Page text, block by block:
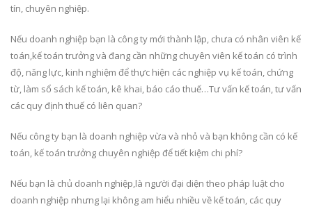
tín, chuyên nghiệp.
Nếu doanh nghiệp bạn là công ty mới thành lập, chưa có nhân viên kế
toán,kế toán trưởng và đang cần những chuyên viên kế toán có trình
độ, năng lực, kinh nghiệm để thực hiện các nghiệp vụ kế toán, chứng
từ, làm sổ sách kế toán, kê khai, báo cáo thuế…Tư vấn kế toán, tư vấn
các quy định thuế có liên quan?
Nếu công ty bạn là doanh nghiệp vừa và nhỏ và bạn không cần có kế
toán, kế toán trưởng chuyên nghiệp để tiết kiệm chi phí?
Nếu bạn là chủ doanh nghiệp,là người đại diện theo pháp luật cho
doanh nghiệp nhưng lại không am hiểu nhiều về kế toán, các quy